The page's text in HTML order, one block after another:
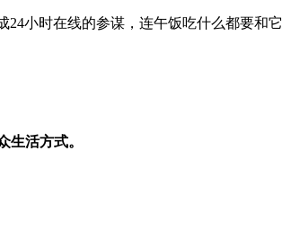
小时在线的参谋，连午饭吃什么都要和它
生活方式。